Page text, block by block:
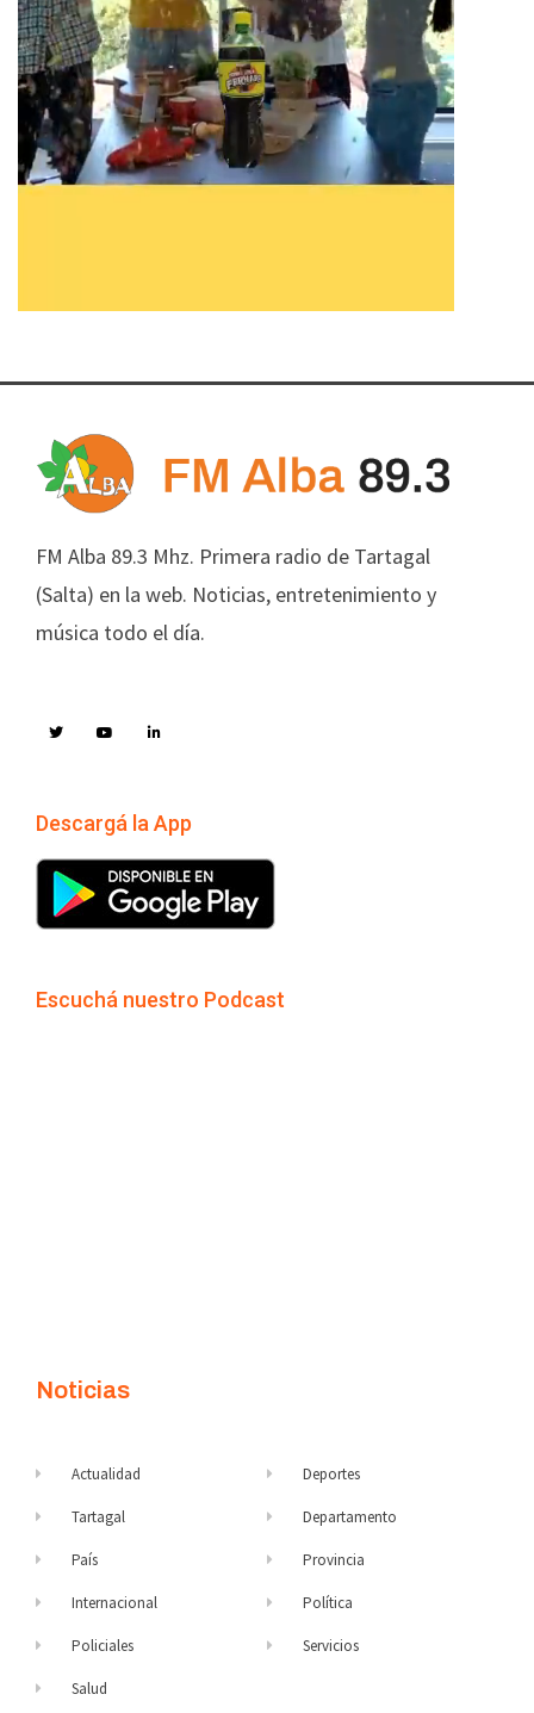
FM Alba 89.3 Mhz. Primera radio de Tartagal
(Salta) en la web. Noticias, entretenimiento y
música todo el día.
Descargá la App
Escuchá nuestro Podcast
Noticias
Actualidad
Tartagal
País
Internacional
Policiales
Salud
Deportes
Departamento
Provincia
Política
Servicios